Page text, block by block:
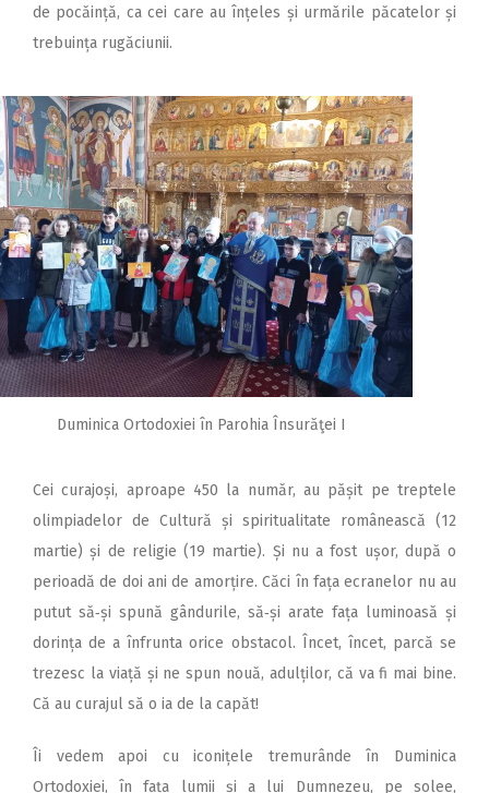
de pocăință, ca cei care au înțeles și urmările păcatelor și
trebuința rugăciunii.
Duminica Ortodoxiei în Parohia Însurăţei I
Cei curajoși, aproape 450 la număr, au pășit pe treptele
olimpiadelor de Cultură și spiritualitate românească (12
martie) și de religie (19 martie). Și nu a fost ușor, după o
perioadă de doi ani de amorțire. Căci în fața ecranelor nu au
putut să‑și spună gândurile, să‑și arate fața luminoasă și
dorința de a înfrunta orice obstacol. Încet, încet, parcă se
trezesc la viață și ne spun nouă, adulților, că va fi mai bine.
Că au curajul să o ia de la capăt!
Îi vedem apoi cu iconițele tremurânde în Duminica
Ortodoxiei, în fața lumii și a lui Dumnezeu, pe solee,